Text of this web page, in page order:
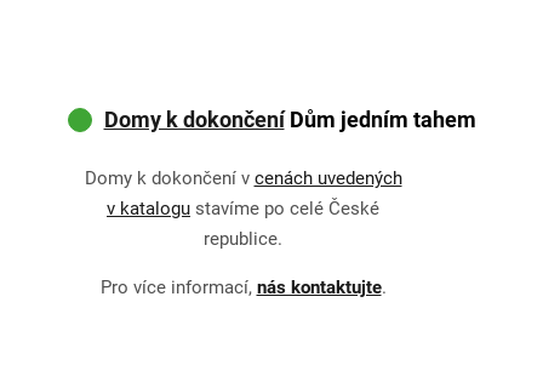
Domy k dokončeníDům jedním tahem
Domy k dokončení v cenách uvedených
v katalogu stavíme po celé České
republice.
Pro více informací, nás kontaktujte.